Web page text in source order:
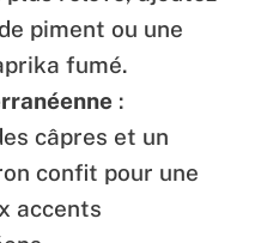
piment ou une
fumé.
:
câpres et un
confit pour une
accents